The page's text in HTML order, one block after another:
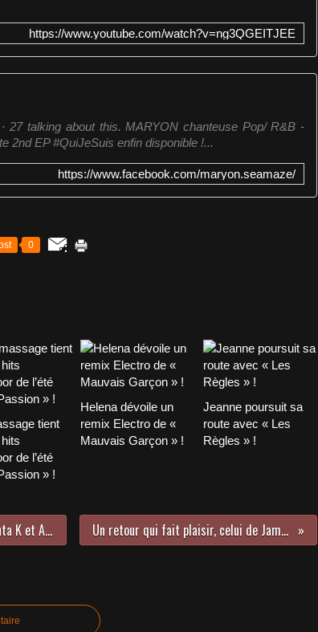
https://www.youtube.com/watch?v=ng3QGEITJEE
27 talking about this. MARYON chanteuse Pop/ R&B -
2nd EP #QuiJeSuis enfin disponible !...
https://www.facebook.com/maryon.seamaze/
0
tient
hits
de l’été
» !
Helena dévoile un
remix Electro de «
Mauvais Garçon » !
Jeanne poursuit sa
route avec « Les
Règles » !
Chantons Be La La avec Guenta K et Andy Ztoned ! Un retour qui fait plaisir, celui de James Morrison !